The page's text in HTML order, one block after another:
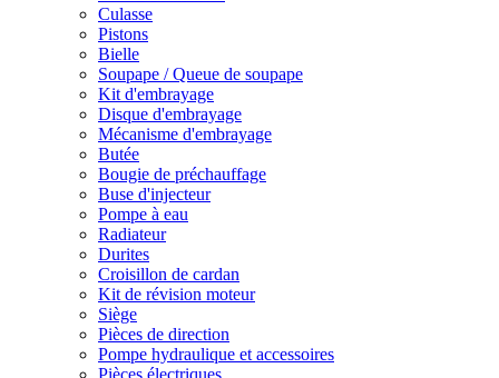
Culasse
Pistons
Bielle
Soupape / Queue de soupape
Kit d'embrayage
Disque d'embrayage
Mécanisme d'embrayage
Butée
Bougie de préchauffage
Buse d'injecteur
Pompe à eau
Radiateur
Durites
Croisillon de cardan
Kit de révision moteur
Siège
Pièces de direction
Pompe hydraulique et accessoires
Pièces électriques